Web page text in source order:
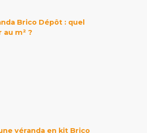
Brico Dépôt : quel
m² ?
véranda en kit Brico